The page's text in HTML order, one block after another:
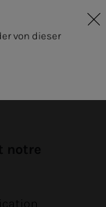
von dieser